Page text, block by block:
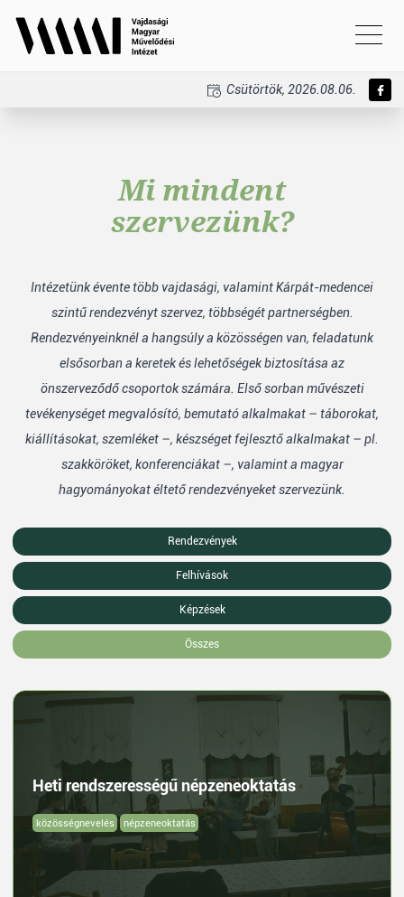
Csütörtök, 2026.08.06.
Mi mindent
szervezünk?
Intézetünk évente több vajdasági, valamint Kárpát-medencei
szintű rendezvényt szervez, többségét partnerségben.
Rendezvényeinknél a hangsúly a közösségen van, feladatunk
elsősorban a keretek és lehetőségek biztosítása az
önszerveződő csoportok számára. Első sorban művészeti
tevékenységet megvalósító, bemutató alkalmakat – táborokat,
kiállításokat, szemléket –, készséget fejlesztő alkalmakat – pl.
szakköröket, konferenciákat –, valamint a magyar
hagyományokat éltető rendezvényeket szervezünk.
Rendezvények
Felhívások
Képzések
Összes
Heti rendszerességű népzeneoktatás
közösségnevelés népzeneoktatás